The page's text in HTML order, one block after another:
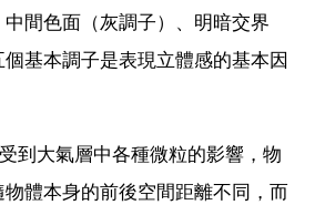
間色面（灰調子）、明暗交界
基本調子是表現立體感的基本因
到大氣層中各種微粒的影響，物
體本身的前後空間距離不同，而